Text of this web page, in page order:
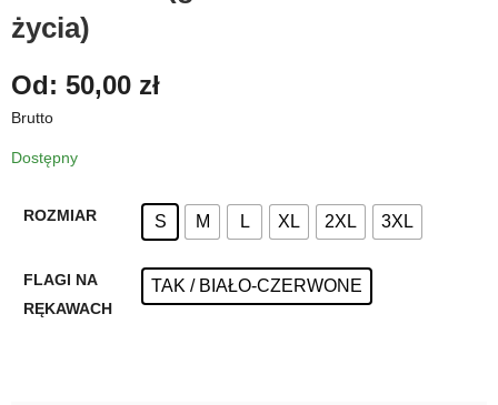
życia)
Od: 50,00 zł
Brutto
Dostępny
ROZMIAR S M L XL 2XL 3XL
FLAGI NA
RĘKAWACH
TAK / BIAŁO-CZERWONE